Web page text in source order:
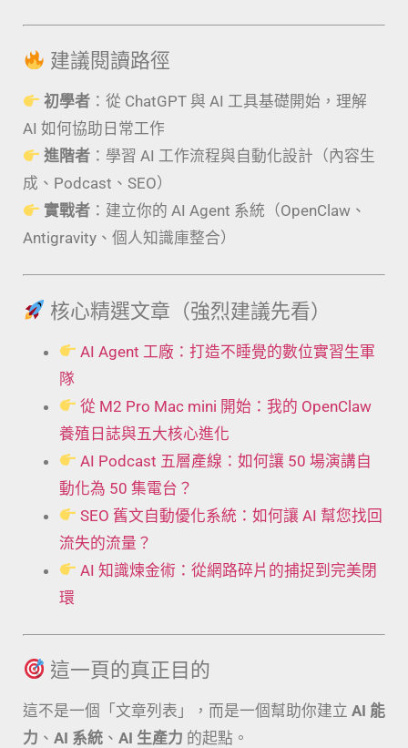
建議閱讀路徑
初學者 ：從 ChatGPT 與 AI 工具基礎開始，理解
AI 如何協助日常工作
進階者 ：學習 AI 工作流程與自動化設計（內容生
成、Podcast、SEO）
實戰者 ：建立你的 AI Agent 系統（OpenClaw、
Antigravity、個人知識庫整合）
核心精選文章（強烈建議先看）
AI Agent 工廠：打造不睡覺的數位實習生軍
隊
從 M2 Pro Mac mini 開始：我的 OpenClaw
養殖日誌與五大核心進化
AI Podcast 五層產線：如何讓 50 場演講自
動化為 50 集電台？
SEO 舊文自動優化系統：如何讓 AI 幫您找回
流失的流量？
AI 知識煉金術：從網路碎片的捕捉到完美閉
環
這一頁的真正目的
這不是一個「文章列表」，而是一個幫助你建立 AI 能
力 、 AI 系統 、 AI 生產力 的起點。